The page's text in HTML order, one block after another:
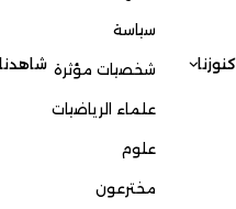
كنوزنا
سياسة
شخصيات مؤثرة
علماء الرياضيات
علوم
مخترعون
شاهدنا